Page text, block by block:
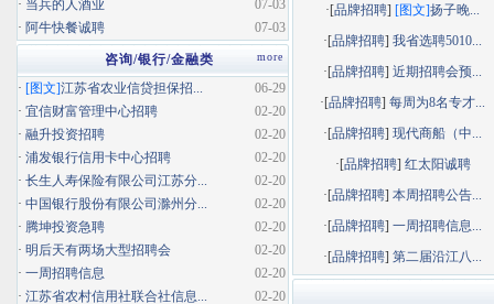
·[品牌招聘] [图文]扬子晚...
·[品牌招聘]我省选聘5010...
·[品牌招聘]近期招聘会预...
·[品牌招聘]每周为8名专才...
·[品牌招聘]现代商船（中...
·[品牌招聘] 红太阳诚聘
·[品牌招聘]本周招聘公告...
·[品牌招聘]一周招聘信息...
·[品牌招聘]第二届沿江八...
07-03
· 当兵的人酒业
07-03
· 阿牛快餐诚聘
more
咨询/银行/金融类
06-29
· [图文]江苏省农业信贷担保招...
02-20
· 宜信财富管理中心招聘
02-20
· 融升投资招聘
02-20
· 浦发银行信用卡中心招聘
02-20
· 长生人寿保险有限公司江苏分...
02-20
· 中国银行股份有限公司滁州分...
02-20
· 腾坤投资急聘
02-20
· 明后天有两场大型招聘会
02-20
· 一周招聘信息
02-20
· 江苏省农村信用社联合社信息...